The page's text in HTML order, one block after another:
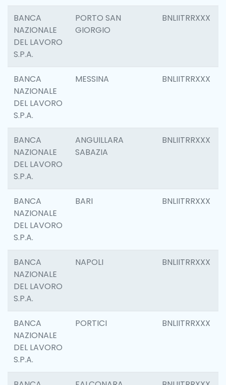
BANCA
NAZIONALE
DEL LAVORO
S.P.A.
PORTO SAN
GIORGIO
BNLIITRRXXX
BANCA
NAZIONALE
DEL LAVORO
S.P.A.
MESSINA BNLIITRRXXX
BANCA
NAZIONALE
DEL LAVORO
S.P.A.
ANGUILLARA
SABAZIA
BNLIITRRXXX
BANCA
NAZIONALE
DEL LAVORO
S.P.A.
BARI BNLIITRRXXX
BANCA
NAZIONALE
DEL LAVORO
S.P.A.
NAPOLI BNLIITRRXXX
BANCA
NAZIONALE
DEL LAVORO
S.P.A.
PORTICI BNLIITRRXXX